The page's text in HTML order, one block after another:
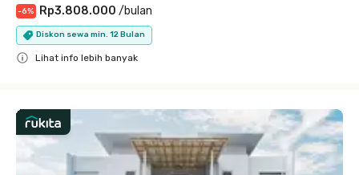
-6% Rp3.808.000 /bulan
Diskon sewa min. 12 Bulan
Lihat info lebih banyak